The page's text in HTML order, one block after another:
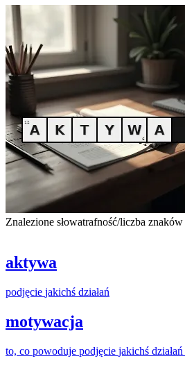
Znalezione słowatrafność/liczba znaków
aktywa
podjęcie jakichś działań
motywacja
to, co powoduje podjęcie jakichś działań